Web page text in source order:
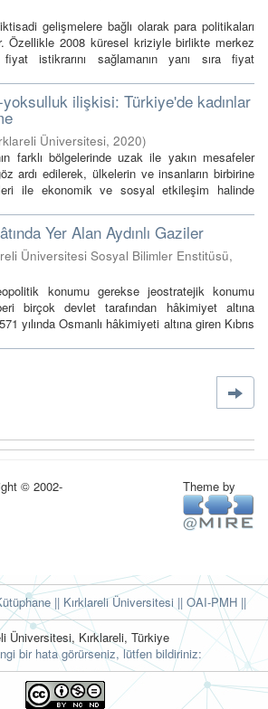
gelişmelere bağlı olarak para politikaları
Özellikle 2008 küresel kriziyle birlikte merkez
fiyat istikrarını sağlamanın yanı sıra fiyat
ilişkisi: Türkiye'de kadınlar
Üniversitesi, 2020)
farklı bölgelerinde uzak ile yakın mesafeler
ardı edilerek, ülkelerin ve insanların birbirine
ile ekonomik ve sosyal etkileşim halinde
Yer Alan Aydınlı Gaziler
Üniversitesi Sosyal Bilimler Enstitüsü,
konumu gerekse jeostratejik konumu
birçok devlet tarafından hâkimiyet altına
yılında Osmanlı hâkimiyeti altına giren Kıbrıs
© 2002-
Theme by
|| Kırklareli Üniversitesi || OAI-PMH ||
Üniversitesi, Kırklareli, Türkiye
bir hata görürseniz, lütfen bildiriniz: